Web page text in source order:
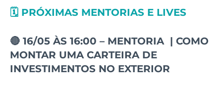
🗓️ PRÓXIMAS MENTORIAS E LIVES
🔴 16/05 ÀS 16:00 – MENTORIA | COMO
MONTAR UMA CARTEIRA DE
INVESTIMENTOS NO EXTERIOR